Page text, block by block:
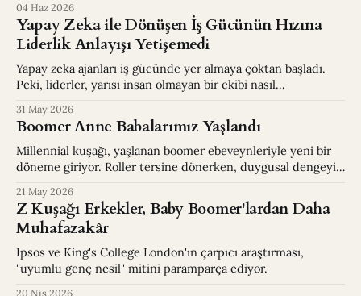
başlattı.
04 Haz 2026
Yapay Zeka ile Dönüşen İş Gücünün Hızına
Liderlik Anlayışı Yetişemedi
Yapay zeka ajanları iş gücünde yer almaya çoktan başladı.
Peki, liderler, yarısı insan olmayan bir ekibi nasıl
31 May 2026
Boomer Anne Babalarımız Yaşlandı
Millennial kuşağı, yaşlanan boomer ebeveynleriyle yeni bir
döneme giriyor. Roller tersine dönerken, duygusal dengeyi
bu kadar karmaşık olmamıştı.
21 May 2026
Z Kuşağı Erkekler, Baby Boomer'lardan Daha
Muhafazakâr
Ipsos ve King's College London'ın çarpıcı araştırması,
"uyumlu genç nesil" mitini paramparça ediyor.
20 Nis 2026